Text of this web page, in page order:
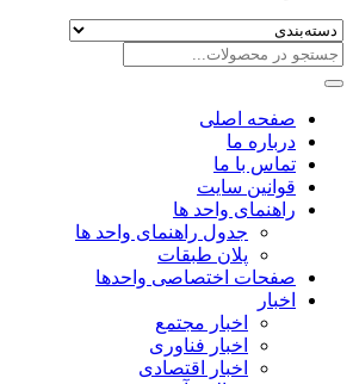
صفحه اصلی
درباره ما
تماس با ما
قوانین سایت
راهنمای واحد ها
جدول راهنمای واحد ها
پلان طبقات
صفحات اختصاصی واحدها
اخبار
اخبار مجتمع
اخبار فناوری
اخبار اقتصادی